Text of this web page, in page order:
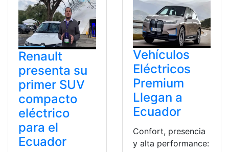
Renault
presenta su
primer SUV
compacto
eléctrico
para el
Ecuador
Vehículos
Eléctricos
Premium
Llegan a
Ecuador
Confort, presencia
y alta performance: